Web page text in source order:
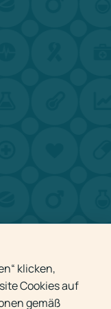
klicken,
Cookies auf
gemäß